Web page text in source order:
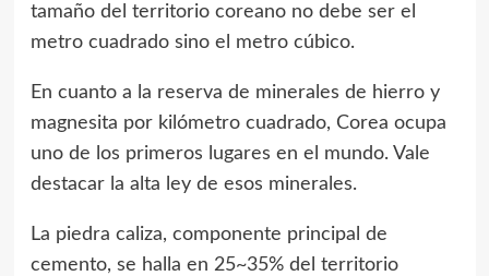
tamaño del territorio coreano no debe ser el
metro cuadrado sino el metro cúbico.
En cuanto a la reserva de minerales de hierro y
magnesita por kilómetro cuadrado, Corea ocupa
uno de los primeros lugares en el mundo. Vale
destacar la alta ley de esos minerales.
La piedra caliza, componente principal de
cemento, se halla en 25~35% del territorio